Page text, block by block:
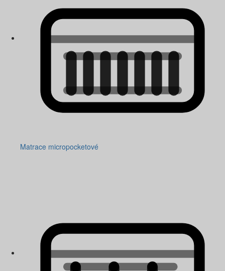
Matrace micropocketové